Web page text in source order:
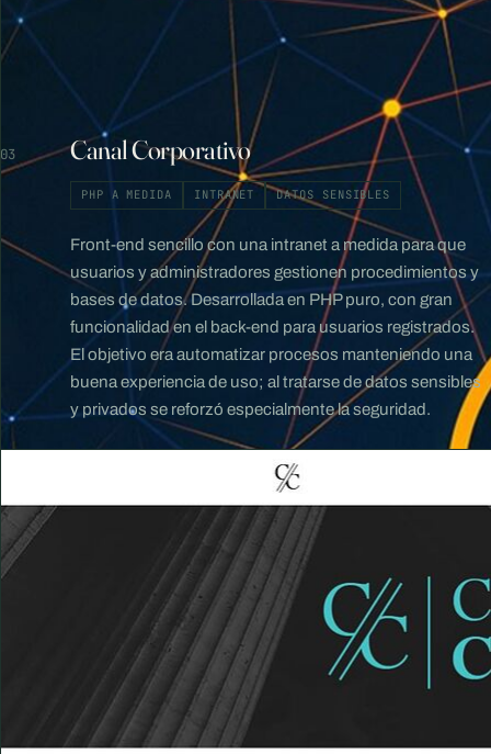
03 Canal Corporativo
PHP A MEDIDA INTRANET DATOS SENSIBLES
Front-end sencillo con una intranet a medida para que
usuarios y administradores gestionen procedimientos y
bases de datos. Desarrollada en PHP puro, con gran
funcionalidad en el back-end para usuarios registrados.
El objetivo era automatizar procesos manteniendo una
buena experiencia de uso; al tratarse de datos sensibles
y privados se reforzó especialmente la seguridad.